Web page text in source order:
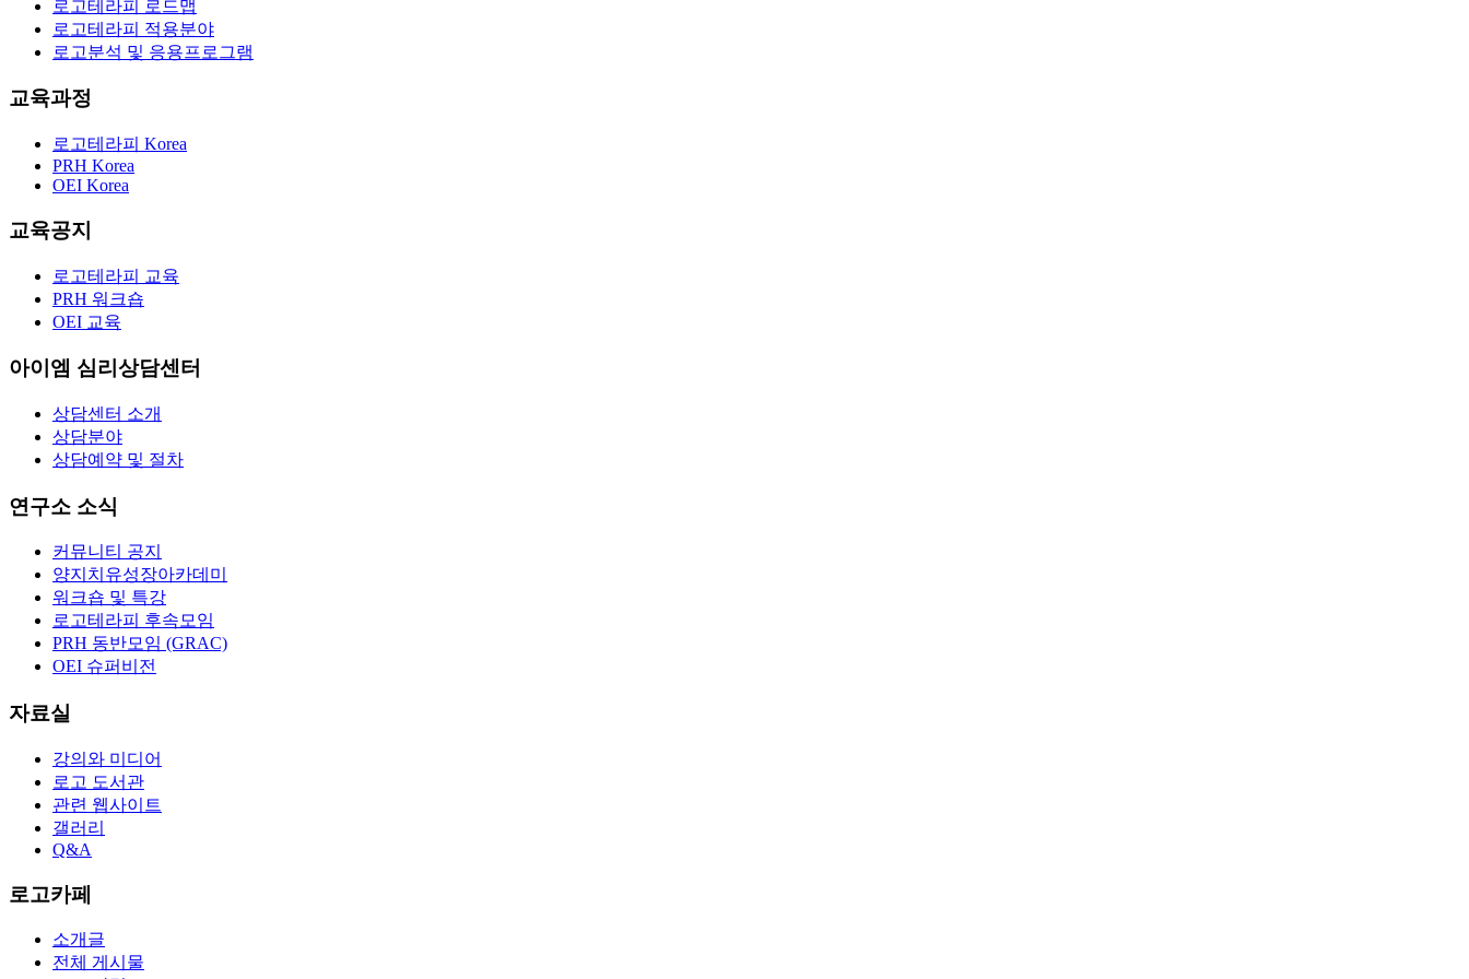
로고테라피 로드맵
로고테라피 적용분야
로고분석 및 응용프로그램
교육과정
로고테라피 Korea
PRH Korea
OEI Korea
교육공지
로고테라피 교육
PRH 워크숍
OEI 교육
아이엠 심리상담센터
상담센터 소개
상담분야
상담예약 및 절차
연구소 소식
커뮤니티 공지
양지치유성장아카데미
워크숍 및 특강
로고테라피 후속모임
PRH 동반모임 (GRAC)
OEI 슈퍼비전
자료실
강의와 미디어
로고 도서관
관련 웹사이트
갤러리
Q&A
로고카페
소개글
전체 게시물